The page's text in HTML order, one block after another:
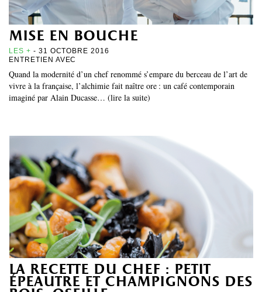
mise en bouche
LES + - 31 OCTOBRE 2016
ENTRETIEN AVEC
Quand la modernité d’un chef renommé s’empare du berceau de l’art de
vivre à la française, l’alchimie fait naître ore : un café contemporain
imaginé par Alain Ducasse… (lire la suite)
la recette du chef : petit
épeautre et champignons des